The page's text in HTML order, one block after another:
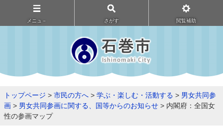
メニュ－ さがす 閲覧補助
トップページ > 市民の方へ > 学ぶ・楽しむ・活動する > 男女共同参
画 > 男女共同参画に関する、国等からのお知らせ > 内閣府：全国女
性の参画マップ